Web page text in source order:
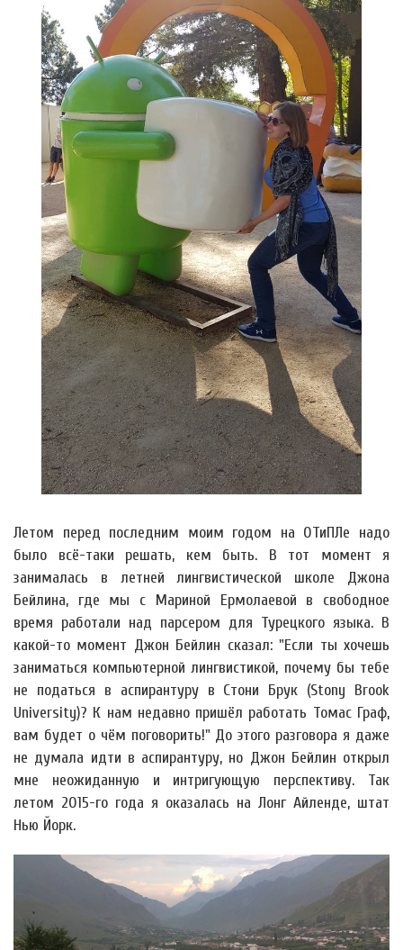
Летом перед последним моим годом на ОТиПЛе надо
было всё-таки решать, кем быть. В тот момент я
занималась в летней лингвистической школе Джона
Бейлина, где мы с Мариной Ермолаевой в свободное
время работали над парсером для Турецкого языка. В
какой-то момент Джон Бейлин сказал: "Если ты хочешь
заниматься компьютерной лингвистикой, почему бы тебе
не податься в аспирантуру в Стони Брук (Stony Brook
University)? К нам недавно пришёл работать Томас Граф,
вам будет о чём поговорить!" До этого разговора я даже
не думала идти в аспирантуру, но Джон Бейлин открыл
мне неожиданную и интригующую перспективу. Так
летом 2015-го года я оказалась на Лонг Айленде, штат
Нью Йорк.